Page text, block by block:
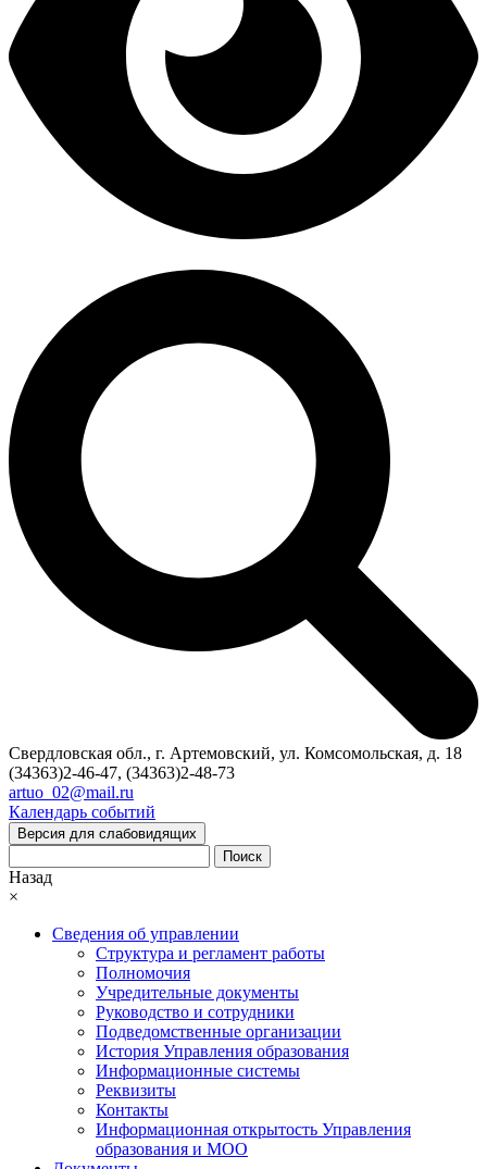
Свердловская обл., г. Артемовский, ул. Комсомольская, д. 18
(34363)2-46-47, (34363)2-48-73
artuo_02@mail.ru
Календарь событий
Версия для слабовидящих
Поиск
Назад
×
Сведения об управлении
Структура и регламент работы
Полномочия
Учредительные документы
Руководство и сотрудники
Подведомственные организации
История Управления образования
Информационные системы
Реквизиты
Контакты
Информационная открытость Управления
образования и МОО